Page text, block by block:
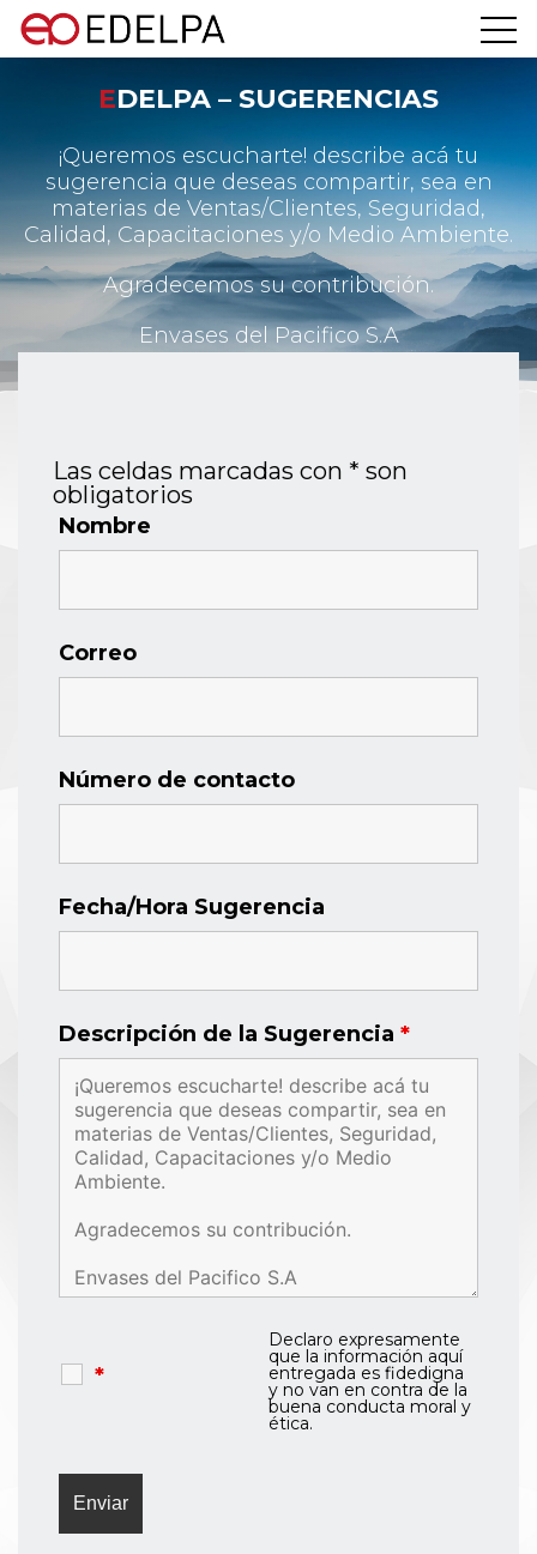
EDELPA – SUGERENCIAS
¡Queremos escucharte! describe acá tu
sugerencia que deseas compartir, sea en
materias de Ventas/Clientes, Seguridad,
Calidad, Capacitaciones y/o Medio Ambiente.
Agradecemos su contribución.
Envases del Pacifico S.A
Las celdas marcadas con * son
obligatorios
Nombre
Correo
Número de contacto
Fecha/Hora Sugerencia
Descripción de la Sugerencia*
*
Declaro expresamente
que la información aquí
entregada es fidedigna
y no van en contra de la
buena conducta moral y
ética.